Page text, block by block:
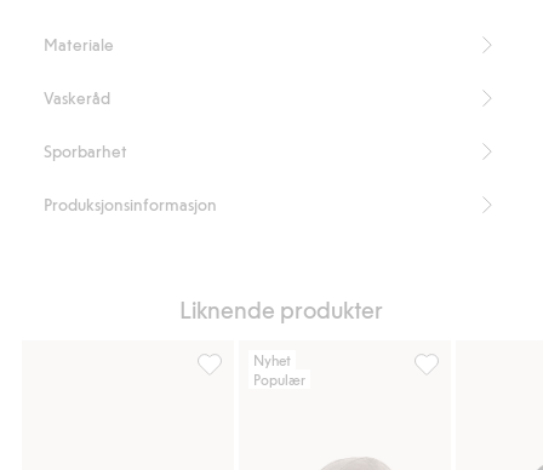
Materiale
Vaskeråd
Sporbarhet
Produksjonsinformasjon
Liknende produkter
Sixpence, Legg til i favoriter
Nyhet
Populær